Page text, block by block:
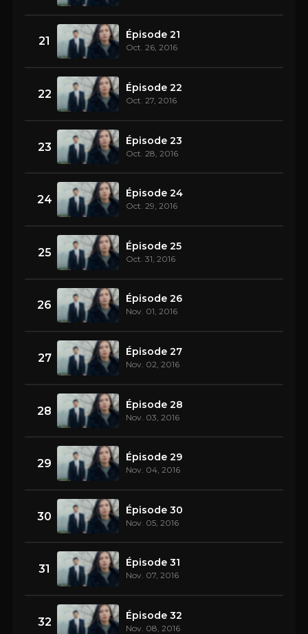
21 Épisode 21
Oct. 26, 2016
22 Épisode 22
Oct. 27, 2016
23 Épisode 23
Oct. 28, 2016
24 Épisode 24
Oct. 29, 2016
25 Épisode 25
Oct. 31, 2016
26 Épisode 26
Nov. 01, 2016
27 Épisode 27
Nov. 02, 2016
28 Épisode 28
Nov. 03, 2016
29 Épisode 29
Nov. 04, 2016
30 Épisode 30
Nov. 05, 2016
31 Épisode 31
Nov. 07, 2016
32 Épisode 32
Nov. 08, 2016